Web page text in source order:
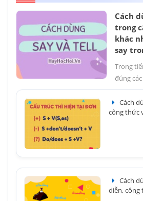
Cách
trong
khác
say
Trong
đúng
Cách
công thức
Cách
diễn, công